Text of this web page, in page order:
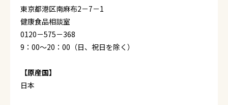
東京都港区南麻布2－7－1
健康食品相談室
0120－575－368
9：00～20：00（日、祝日を除く）
【原産国】
日本